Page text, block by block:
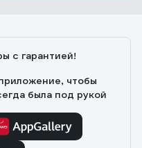
с гарантией!
чтобы
была под рукой